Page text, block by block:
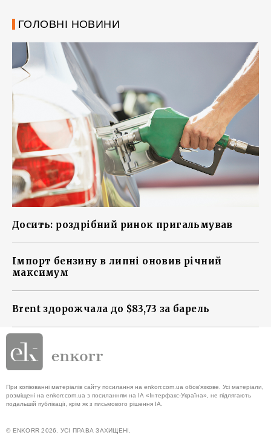
ГОЛОВНІ НОВИНИ
Досить: роздрібний ринок пригальмував
Імпорт бензину в липні оновив річний
максимум
Brent здорожчала до $83,73 за барель
При копіюванні матеріалів сайту посилання на enkorr.com.ua обов'язкове. Усі матеріали,
розміщені на enkorr.com.ua з посиланням на ІА «Інтерфакс-Україна», не підлягають
подальшій публікації, крім як з письмового рішення ІА.
© ENKORR 2026. УСІ ПРАВА ЗАХИЩЕНІ.